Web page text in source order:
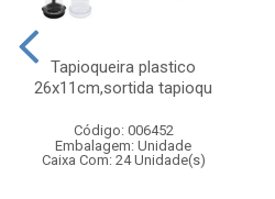
Tapioqueira plastico
26x11cm,sortida tapioqu
Código: 006452
Embalagem: Unidade
Caixa Com: 24 Unidade(s)